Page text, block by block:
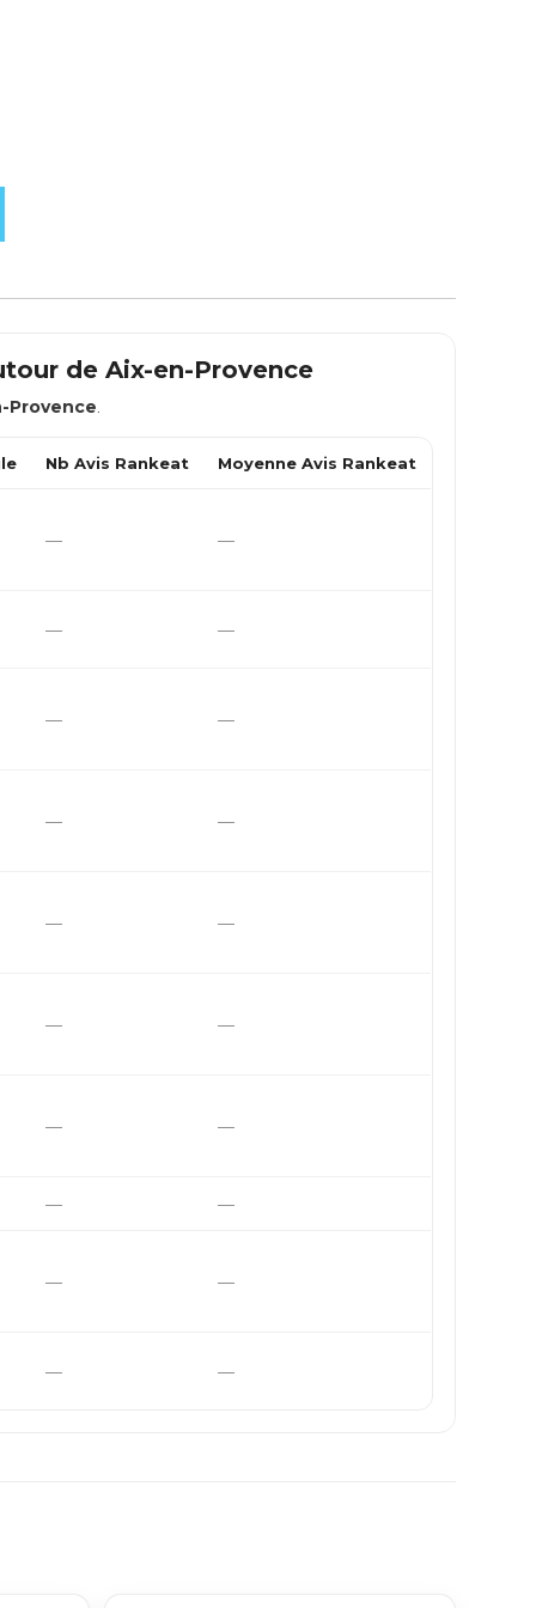
de Aix-en-Provence
Provence.
Nb Avis Rankeat Moyenne Avis Rankeat
— —
— —
— —
— —
— —
— —
— —
— —
— —
— —